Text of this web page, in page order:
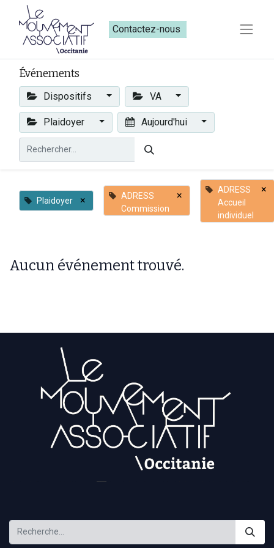
Contactez-nous​​
Événements
Dispositifs VA
Plaidoyer Aujourd'hui
Plaidoyer ×
ADRESS
Commission
×
ADRESS
Accueil
individuel
×
Aucun événement trouvé.